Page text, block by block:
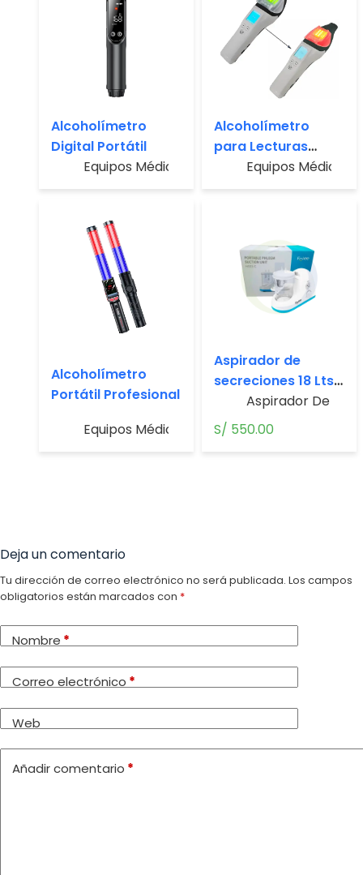
Alcoholímetro
Digital Portátil
Equipos Médicos
Alcoholímetro
para Lecturas
Rápidas sin
Equipos Médicos
Alcoholímetro
Portátil Profesional
Equipos Médicos
Aspirador de
secreciones 18 Lts
– FoleeAspirador De
S/ 550.00
Deja un comentario
Tu dirección de correo electrónico no será publicada. Los campos
obligatorios están marcados con *
Nombre *
Correo electrónico *
Web
Añadir comentario *